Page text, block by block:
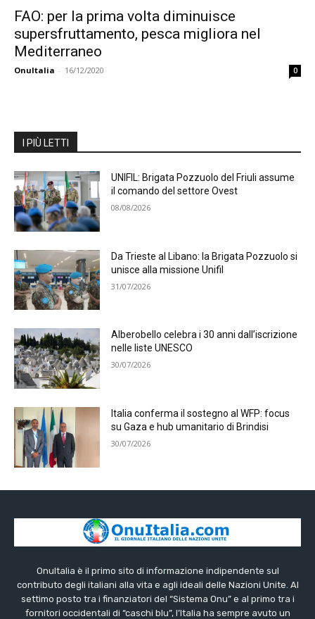
FAO: per la prima volta diminuisce
supersfruttamento, pesca migliora nel
Mediterraneo
OnuItalia - 16/12/2020 0
I PIÙ LETTI
UNIFIL: Brigata Pozzuolo del Friuli assume
il comando del settore Ovest
08/08/2026
Da Trieste al Libano: la Brigata Pozzuolo si
unisce alla missione Unifil
31/07/2026
Alberobello celebra i 30 anni dall’iscrizione
nelle liste UNESCO
30/07/2026
Italia conferma il sostegno al WFP: focus
su Gaza e hub umanitario di Brindisi
30/07/2026
OnuItalia è il primo sito di informazione indipendente sul
contributo degli italiani alla vita e agli ideali delle Nazioni Unite. Al
settimo posto tra i finanziatori del “Sistema Onu” e al primo tra i
fornitori occidentali di “caschi blu”, l’Italia ha sempre avuto un